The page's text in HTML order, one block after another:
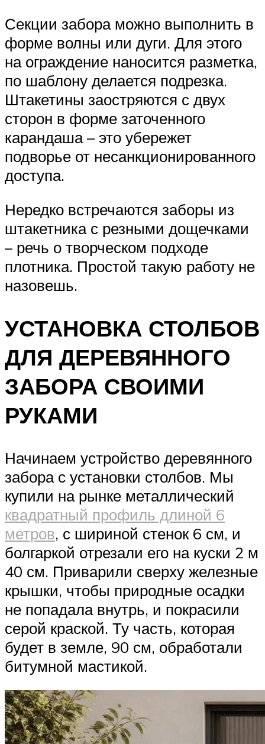
Секции забора можно выполнить в
форме волны или дуги. Для этого
на ограждение наносится разметка,
по шаблону делается подрезка.
Штакетины заостряются с двух
сторон в форме заточенного
карандаша – это убережет
подворье от несанкционированного
доступа.
Нередко встречаются заборы из
штакетника с резными дощечками
– речь о творческом подходе
плотника. Простой такую работу не
назовешь.
УСТАНОВКА СТОЛБОВ
ДЛЯ ДЕРЕВЯННОГО
ЗАБОРА СВОИМИ
РУКАМИ
Начинаем устройство деревянного
забора с установки столбов. Мы
купили на рынке металлический
квадратный профиль длиной 6
метров, с шириной стенок 6 см, и
болгаркой отрезали его на куски 2 м
40 см. Приварили сверху железные
крышки, чтобы природные осадки
не попадала внутрь, и покрасили
серой краской. Ту часть, которая
будет в земле, 90 см, обработали
битумной мастикой.